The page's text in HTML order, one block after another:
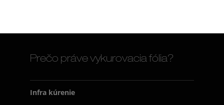
Prečo práve vykurovacia fólia?
Infra kúrenie